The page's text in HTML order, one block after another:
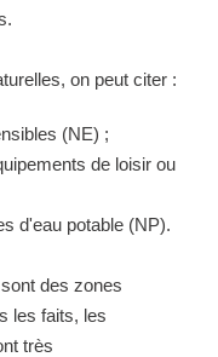
on peut citer :
(NE) ;
de loisir ou
d'eau potable (NP).
des zones
les faits, les
très